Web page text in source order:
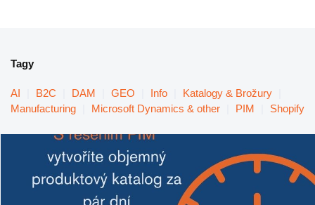
Dle komerčního užití
Distribuce & Velkoobchod
Výroba
Maloobchod
Tagy
AI B2C DAM GEO Info Katalogy & Brožury
Manufacturing
Microsoft Dynamics & other PIM Shopify